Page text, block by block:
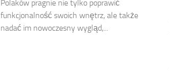
Polaków pragnie nie tylko poprawić
funkcjonalność swoich wnętrz, ale także
nadać im nowoczesny wygląd,...